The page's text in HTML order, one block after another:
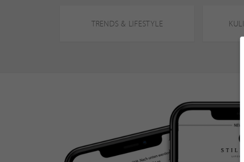
TRENDS & LIFESTYLE